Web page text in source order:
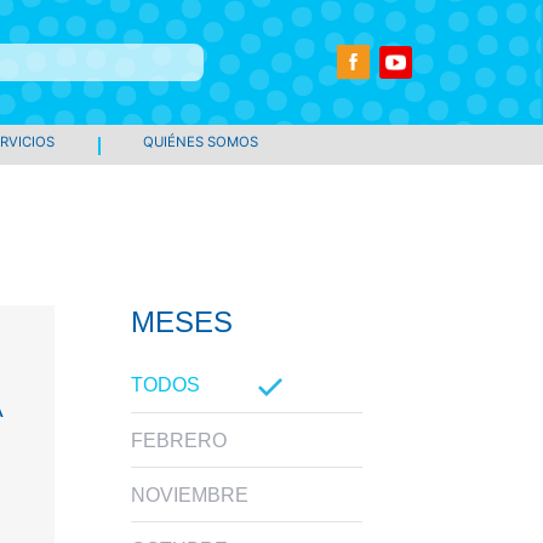
QUIÉNES SOMOS
MESES
TODOS
FEBRERO
NOVIEMBRE